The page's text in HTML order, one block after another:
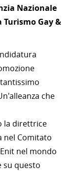
Nazionale
Turismo Gay &
che
la direttrice
nel Comitato
nel mondo
su questo